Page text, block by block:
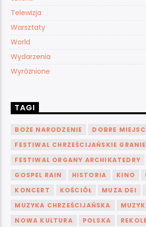
Telewizja
Warsztaty
World
Wydarzenia
Wyróżnione
TAGI
BOŻE NARODZENIE DOBRE
FESTIWAL CHRZEŚCIJAŃSKIE GRANIE
FESTIWAL ORGANY ARCHIKATEDRY
GOSPEL RAIN
HISTORIA KINO
KONCERT
KOŚCIÓŁ MUZA DEI
MUZYKA CHRZEŚCIJAŃSKA
NOWA KULTURA
POLSKA